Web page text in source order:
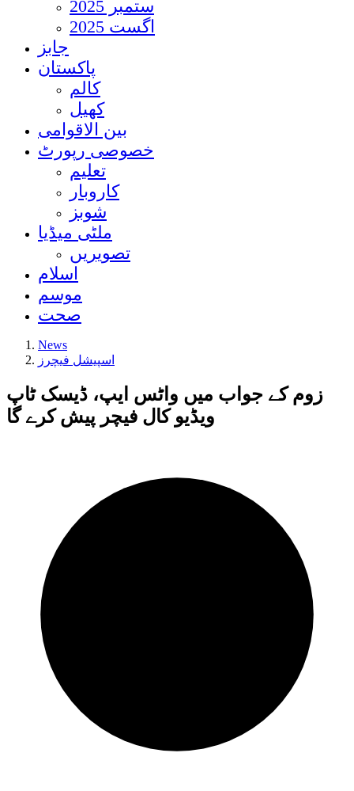
ستمبر 2025
اگست 2025
جابز
پاکستان
کالم
کھیل
بین الاقوامی
خصوصی رپورٹ
تعلیم
کاروبار
شوبز
ملٹی میڈیا
تصویریں
اسلام
موسم
صحت
News
اسپیشل فیچرز
زوم کے جواب میں واٹس ایپ، ڈیسک ٹاپ
ویڈیو کال فیچر پیش کرے گا